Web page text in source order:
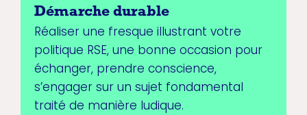
Démarche durable
Réaliser une fresque illustrant votre
politique RSE, une bonne occasion pour
échanger, prendre conscience,
s’engager sur un sujet fondamental
traité de manière ludique.